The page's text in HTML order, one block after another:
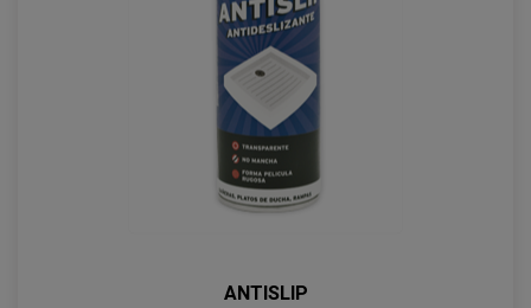
ANTISLIP